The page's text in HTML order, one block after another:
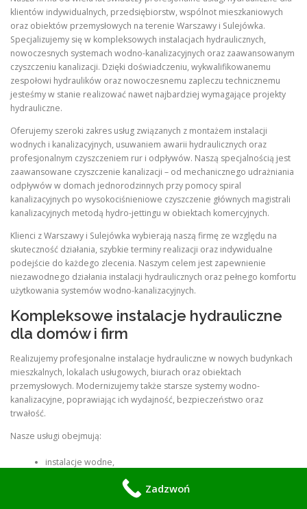
klientów indywidualnych, przedsiębiorstw, wspólnot mieszkaniowych
oraz obiektów przemysłowych na terenie Warszawy i Sulejówka.
Specjalizujemy się w kompleksowych instalacjach hydraulicznych,
nowoczesnych systemach wodno-kanalizacyjnych oraz zaawansowanym
czyszczeniu kanalizacji. Dzięki doświadczeniu, wykwalifikowanemu
zespołowi hydraulików oraz nowoczesnemu zapleczu technicznemu
jesteśmy w stanie realizować nawet najbardziej wymagające projekty
hydrauliczne.
Oferujemy szeroki zakres usług związanych z montażem instalacji
wodnych i kanalizacyjnych, usuwaniem awarii hydraulicznych oraz
profesjonalnym czyszczeniem rur i odpływów. Naszą specjalnością jest
zaawansowane czyszczenie kanalizacji – od mechanicznego udrażniania
odpływów w domach jednorodzinnych przy pomocy spiral
kanalizacyjnych po wysokociśnieniowe czyszczenie głównych magistrali
kanalizacyjnych metodą hydro-jettingu w obiektach komercyjnych.
Klienci z Warszawy i Sulejówka wybierają naszą firmę ze względu na
skuteczność działania, szybkie terminy realizacji oraz indywidualne
podejście do każdego zlecenia. Naszym celem jest zapewnienie
niezawodnego działania instalacji hydraulicznych oraz pełnego komfortu
użytkowania systemów wodno-kanalizacyjnych.
Kompleksowe instalacje hydrauliczne
dla domów i firm
Realizujemy profesjonalne instalacje hydrauliczne w nowych budynkach
mieszkalnych, lokalach usługowych, biurach oraz obiektach
przemysłowych. Modernizujemy także starsze systemy wodno-
kanalizacyjne, poprawiając ich wydajność, bezpieczeństwo oraz
trwałość.
Nasze usługi obejmują:
instalacje wodne,
instalacje kanalizacyjne,
instalacje centralnego ogrzewania,
Zadzwoń